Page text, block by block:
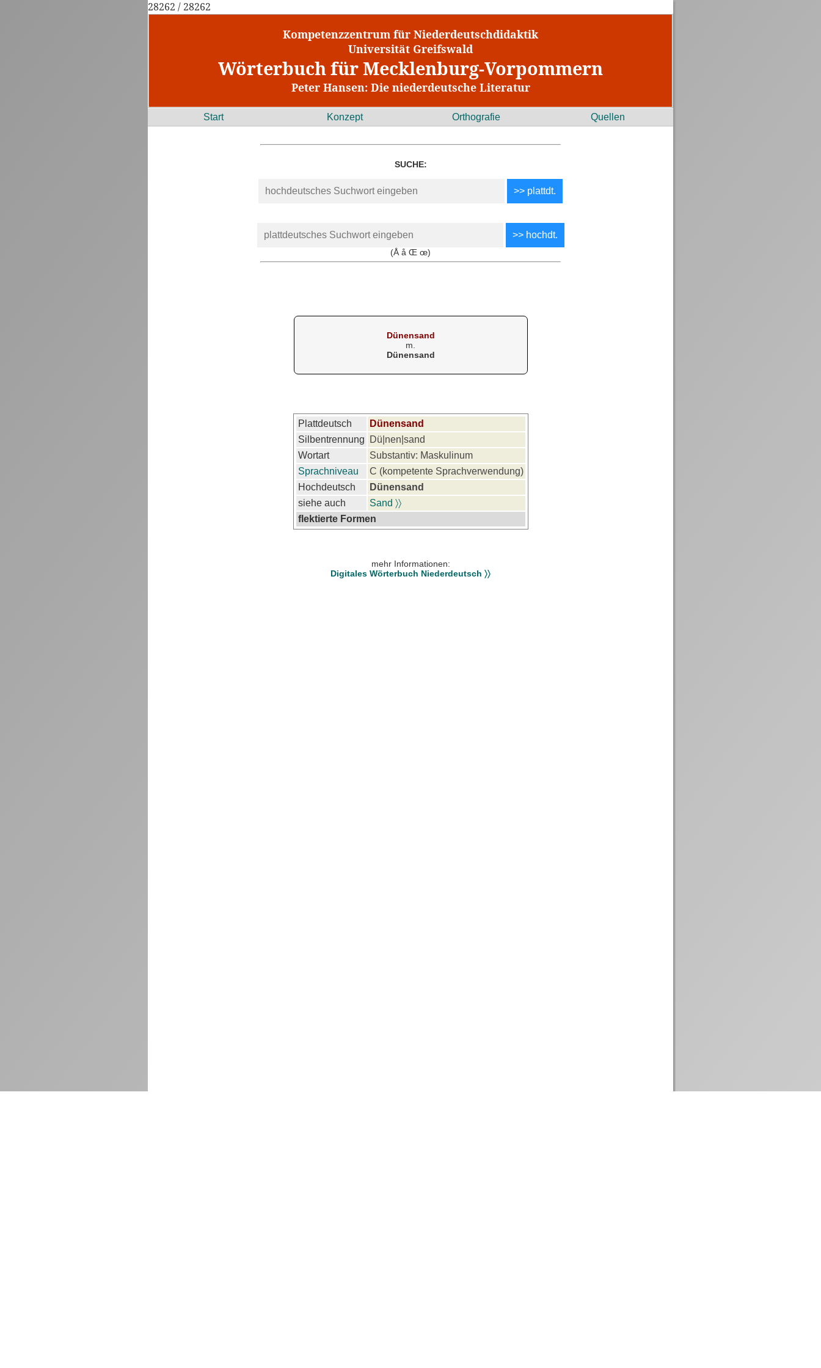
28262 / 28262
Kompetenzzentrum für Niederdeutschdidaktik
Universität Greifswald
Wörterbuch für Mecklenburg-Vorpommern
Peter Hansen: Die niederdeutsche Literatur
Start Konzept Orthografie Quellen
SUCHE:
(Å å Œ œ)
Dünensand
m.
Dünensand
Plattdeutsch
Dünensand
Silbentrennung
Dü|nen|sand
Wortart
Substantiv: Maskulinum
Sprachniveau
C (kompetente Sprachverwendung)
Hochdeutsch
Dünensand
siehe auch
Sand 〉〉
flektierte Formen
mehr Informationen:
Digitales Wörterbuch Niederdeutsch 〉〉